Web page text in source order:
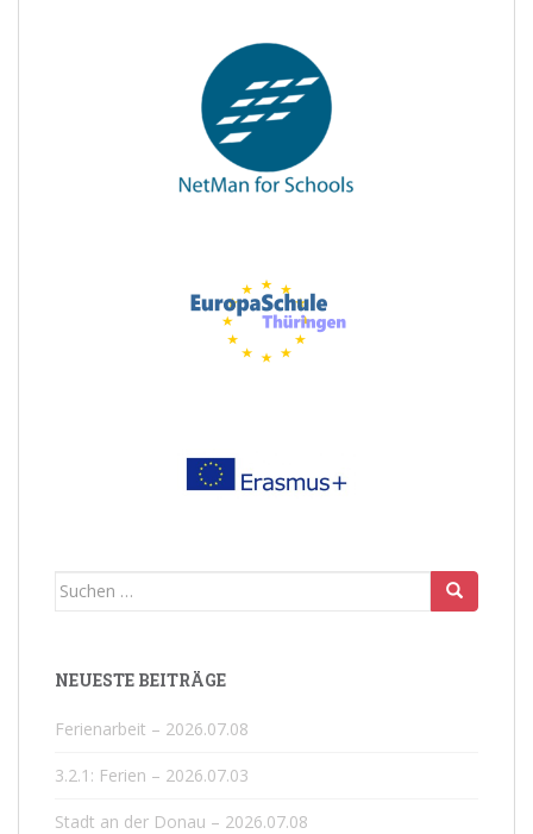
Suchen
NEUESTE BEITRÄGE
Ferienarbeit – 2026.07.08
3.2.1: Ferien – 2026.07.03
Stadt an der Donau – 2026.07.08